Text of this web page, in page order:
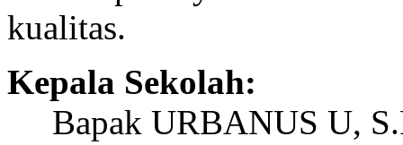
kualitas.
Kepala Sekolah:
Bapak URBANUS U,